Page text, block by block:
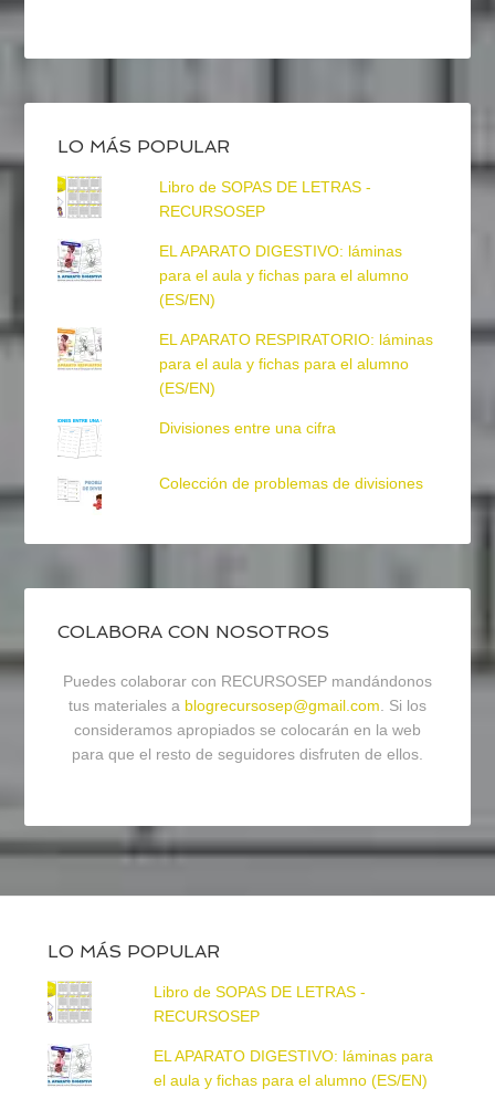
LO MÁS POPULAR
Libro de SOPAS DE LETRAS -
RECURSOSEP
EL APARATO DIGESTIVO: láminas
para el aula y fichas para el alumno
(ES/EN)
EL APARATO RESPIRATORIO: láminas
para el aula y fichas para el alumno
(ES/EN)
Divisiones entre una cifra
Colección de problemas de divisiones
COLABORA CON NOSOTROS
Puedes colaborar con RECURSOSEP mandándonos
tus materiales a blogrecursosep@gmail.com. Si los
consideramos apropiados se colocarán en la web
para que el resto de seguidores disfruten de ellos.
LO MÁS POPULAR
Libro de SOPAS DE LETRAS -
RECURSOSEP
EL APARATO DIGESTIVO: láminas para
el aula y fichas para el alumno (ES/EN)